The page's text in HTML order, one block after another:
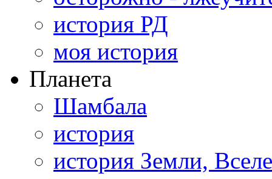
история РД
моя история
Планета
Шамбала
история
история Земли,